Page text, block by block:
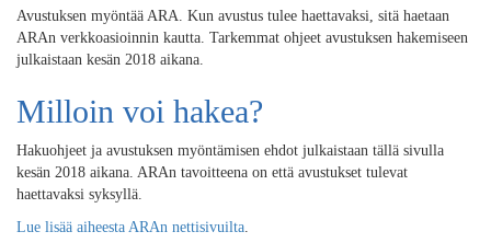
Avustuksen myöntää ARA. Kun avustus tulee haettavaksi, sitä haetaan
ARAn verkkoasioinnin kautta. Tarkemmat ohjeet avustuksen hakemiseen
julkaistaan kesän 2018 aikana.
Milloin voi hakea?
Hakuohjeet ja avustuksen myöntämisen ehdot julkaistaan tällä sivulla
kesän 2018 aikana. ARAn tavoitteena on että avustukset tulevat
haettavaksi syksyllä.
Lue lisää aiheesta ARAn nettisivuilta.